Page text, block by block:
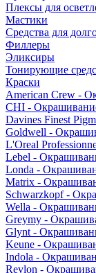
Плексы для
Мастики
Средства для
Филлеры
Эликсиры
Тонирующие
Краски
American Crew -
CHI -
Davines Finest
Goldwell -
L'Oreal
Lebel -
Londa -
Matrix -
Schwarzkopf -
Wella -
Greymy -
Glynt -
Keune -
Indola -
Revlon -